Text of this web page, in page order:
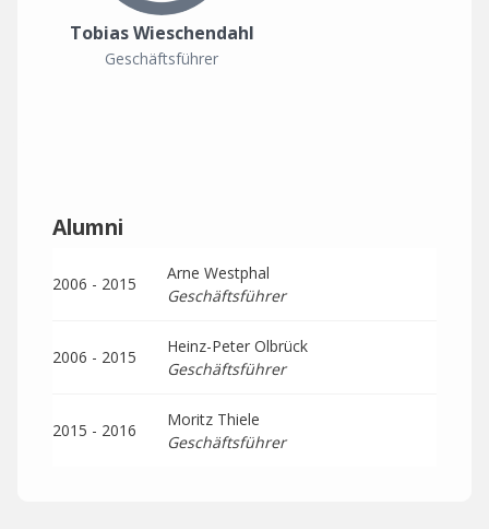
Tobias Wieschendahl
Geschäftsführer
Alumni
2006 - 2015
Arne Westphal
Geschäftsführer
2006 - 2015
Heinz-Peter Olbrück
Geschäftsführer
2015 - 2016
Moritz Thiele
Geschäftsführer